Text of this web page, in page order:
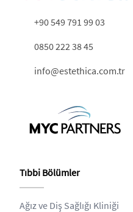
+90 549 791 99 03
0850 222 38 45
info@estethica.com.tr
Tıbbi Bölümler
Ağız ve Diş Sağlığı Kliniği